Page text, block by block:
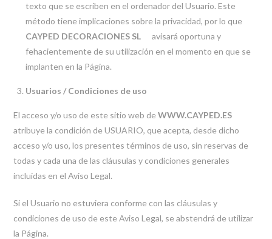
texto que se escriben en el ordenador del Usuario. Este
método tiene implicaciones sobre la privacidad, por lo que
CAYPED DECORACIONES SL
avisará oportuna y
fehacientemente de su utilización en el momento en que se
implanten en la Página.
Usuarios / Condiciones de uso
El acceso y/o uso de este sitio web deWWW.CAYPED.ES
atribuye la condición de USUARIO, que acepta, desde dicho
acceso y/o uso, los presentes términos de uso, sin reservas de
todas y cada una de las cláusulas y condiciones generales
incluidas en el Aviso Legal.
Si el Usuario no estuviera conforme con las cláusulas y
condiciones de uso de este Aviso Legal, se abstendrá de utilizar
la Página.